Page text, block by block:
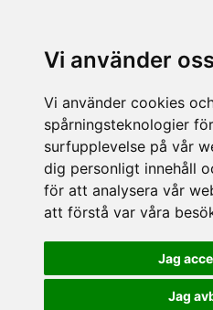
Vi använder
Vi använder cookies
spårningsteknologier
surfupplevelse på vår
dig personligt innehåll
för att analysera vår
att förstå var våra
Jag
Jag